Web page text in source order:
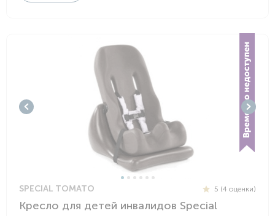
SPECIAL TOMATO 5 (4 оценки)
Кресло для детей инвалидов Special